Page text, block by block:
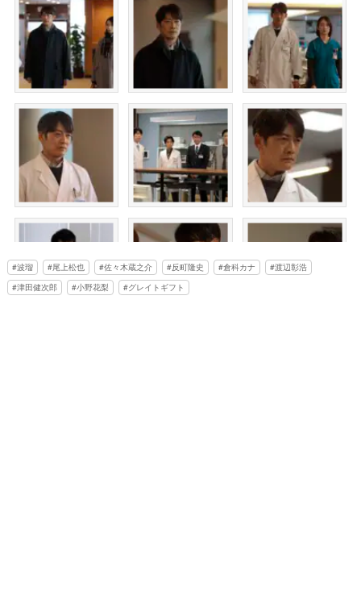
波瑠 尾上松也 佐々木蔵之介 反町隆史 倉科カナ
渡辺彰浩
津田健次郎
小野花梨 グレイトギフト